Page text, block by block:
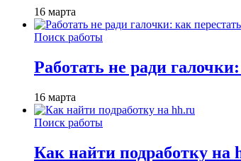
16 марта
Поиск работы
Работать не ради
16 марта
Поиск работы
Как найти подработку на